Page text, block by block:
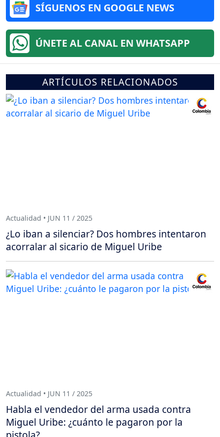
SÍGUENOS EN GOOGLE NEWS
ÚNETE AL CANAL EN WHATSAPP
ARTÍCULOS RELACIONADOS
Actualidad • JUN 11 / 2025
¿Lo iban a silenciar? Dos hombres intentaron
acorralar al sicario de Miguel Uribe
Actualidad • JUN 11 / 2025
Habla el vendedor del arma usada contra
Miguel Uribe: ¿cuánto le pagaron por la